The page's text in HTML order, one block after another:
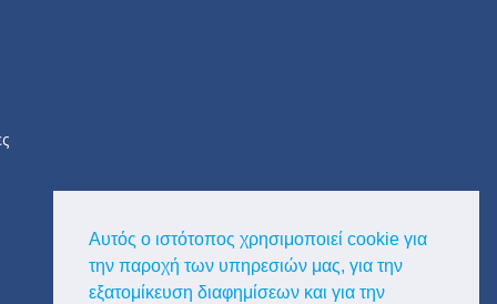
Αυτός ο ιστότοπος χρησιμοποιεί cookie για
την παροχή των υπηρεσιών μας, για την
εξατομίκευση διαφημίσεων και για την